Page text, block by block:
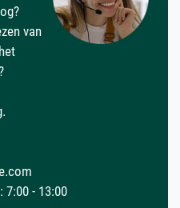
van
7:00 - 13:00